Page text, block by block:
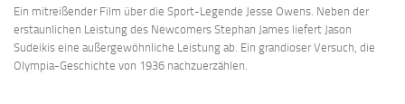
Ein mitreißender Film über die Sport-Legende Jesse Owens. Neben der
erstaunlichen Leistung des Newcomers Stephan James liefert Jason
Sudeikis eine außergewöhnliche Leistung ab. Ein grandioser Versuch, die
Olympia-Geschichte von 1936 nachzuerzählen.